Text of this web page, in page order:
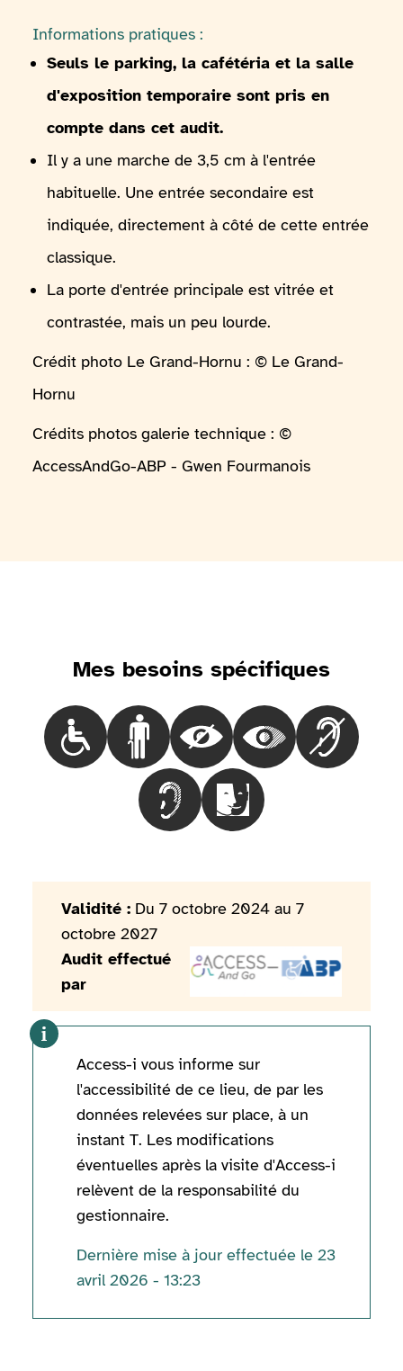
Informations pratiques :
Seuls le parking, la cafétéria et la salle
d'exposition temporaire sont pris en
compte dans cet audit.
Il y a une marche de 3,5 cm à l'entrée
habituelle. Une entrée secondaire est
indiquée, directement à côté de cette entrée
classique.
La porte d'entrée principale est vitrée et
contrastée, mais un peu lourde.
Crédit photo Le Grand-Hornu : © Le Grand-
Hornu
Crédits photos galerie technique : ©
AccessAndGo-ABP - Gwen Fourmanois
Mes besoins spécifiques
Choisir le besoinLes personnes en fauteuil roulant
Choisir le besoinLes personnes
Choisir le besoinLes
Choisir le besoinLes
Choisir le
Choisir le besoinLes personnes
Choisir le besoinLes
Validité : Du 7 octobre 2024 au 7
octobre 2027
Audit effectué
par
Access-i vous informe sur
l'accessibilité de ce lieu, de par les
données relevées sur place, à un
instant T. Les modifications
éventuelles après la visite d'Access-i
relèvent de la responsabilité du
gestionnaire.
Dernière mise à jour effectuée le 23
avril 2026 - 13:23